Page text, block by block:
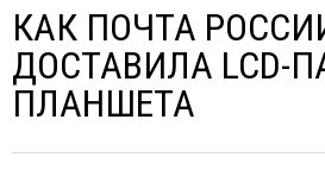
КАК ПОЧТА
ДОСТАВИЛА LCD-
ПЛАНШЕТА